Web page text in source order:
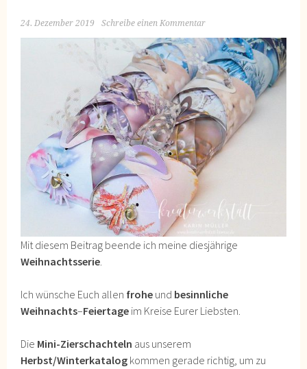
24. Dezember 2019 Schreibe einen Kommentar
Mit diesem Beitrag beende ich meine diesjährige
Weihnachtsserie.
Ich wünsche Euch allen frohe und besinnliche
Weihnachts–Feiertage im Kreise Eurer Liebsten.
Die Mini-Zierschachteln aus unserem
Herbst/Winterkatalog kommen gerade richtig, um zu